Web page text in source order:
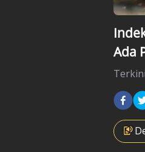
Ada
Terkini